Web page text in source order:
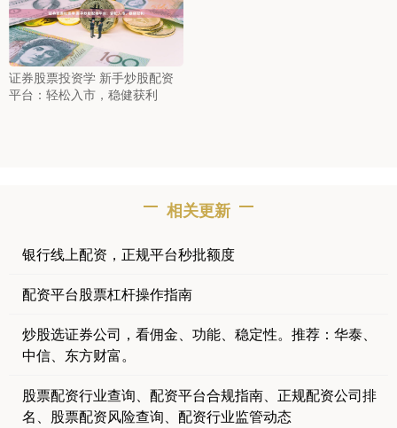
证券股票投资学 新手炒股配资
平台：轻松入市，稳健获利
相关更新
银行线上配资，正规平台秒批额度
配资平台股票杠杆操作指南
炒股选证券公司，看佣金、功能、稳定性。推荐：华泰、
中信、东方财富。
股票配资行业查询、配资平台合规指南、正规配资公司排
名、股票配资风险查询、配资行业监管动态